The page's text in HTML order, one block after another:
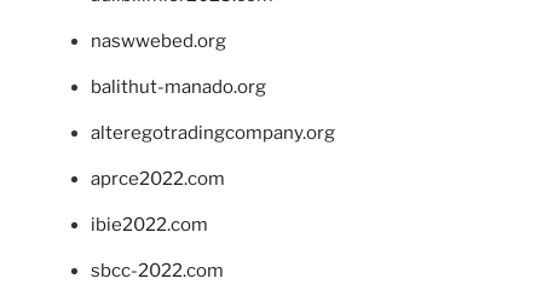
naswwebed.org
balithut-manado.org
alteregotradingcompany.org
aprce2022.com
ibie2022.com
sbcc-2022.com